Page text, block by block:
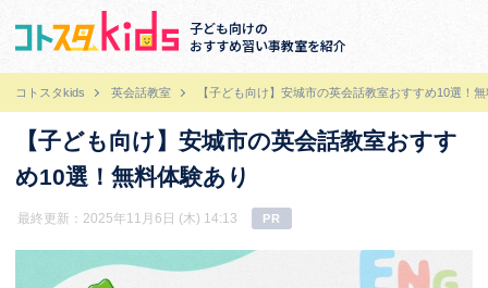
子ども向けの
おすすめ習い事教室を紹介
コトスタkids 英会話教室 【子ども向け】安城市の英会話教室おすすめ10選！
【子ども向け】安城市の英会話教室おすす
め10選！無料体験あり
最終更新：2025年11月6日 (木) 14:13 PR